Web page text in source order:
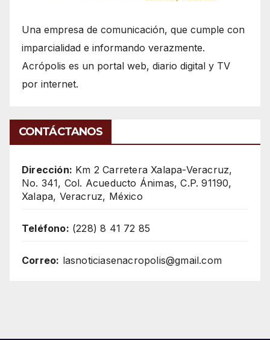
Una empresa de comunicación, que cumple con
imparcialidad e informando verazmente.
Acrópolis es un portal web, diario digital y TV
por internet.
CONTÁCTANOS
Dirección: Km 2 Carretera Xalapa-Veracruz,
No. 341, Col. Acueducto Ánimas, C.P. 91190,
Xalapa, Veracruz, México
Teléfono: (228) 8 41 72 85
Correo: lasnoticiasenacropolis@gmail.com